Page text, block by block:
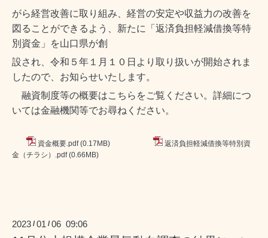
がら経営改善に取り組み、経営の安定や収益力の改善を
図ることができるよう、新たに「返済負担軽減借換等特
別資金」を山口県が創
設され、令和５年１月１０日より取り扱いが開始されま
したので、お知らせいたします。
融資制度等の概要はこちらをご覧ください。詳細につ
いては金融機関等でお尋ねください。
資金概要.pdf (0.17MB)
返済負担軽減借換等特別資
金（チラシ）.pdf (0.66MB)
2023 /01 /06 09:06